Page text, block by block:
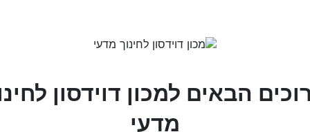
הבאים למכון דוידסון
מדעי